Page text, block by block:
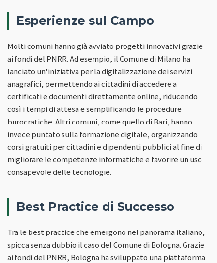
Esperienze sul Campo
Molti comuni hanno già avviato progetti innovativi grazie
ai fondi del PNRR. Ad esempio, il Comune di Milano ha
lanciato un'iniziativa per la digitalizzazione dei servizi
anagrafici, permettendo ai cittadini di accedere a
certificati e documenti direttamente online, riducendo
così i tempi di attesa e semplificando le procedure
burocratiche. Altri comuni, come quello di Bari, hanno
invece puntato sulla formazione digitale, organizzando
corsi gratuiti per cittadini e dipendenti pubblici al fine di
migliorare le competenze informatiche e favorire un uso
consapevole delle tecnologie.
Best Practice di Successo
Tra le best practice che emergono nel panorama italiano,
spicca senza dubbio il caso del Comune di Bologna. Grazie
ai fondi del PNRR, Bologna ha sviluppato una piattaforma